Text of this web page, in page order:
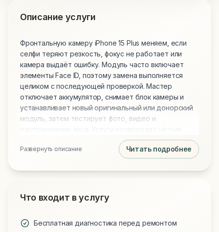
Описание услуги
Фронтальную камеру iPhone 15 Plus меняем, если
селфи теряют резкость, фокус не работает или
камера выдаёт ошибку. Модуль часто включает
элементы Face ID, поэтому замена выполняется
целиком с последующей проверкой. Мастер
отключает аккумулятор, снимает блок камеры и
устанавливает новый оригинальный или донорский
модуль, затем тестирует фото, видео и
снимки и корректную работу Face ID.
Развернуть описание Читать подробнее
Что входит в услугу
Бесплатная диагностика перед ремонтом